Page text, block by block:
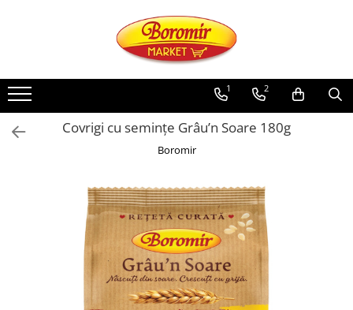
Noutati
Produse de post
Cozonac
Cozonac Exotic
Cozonac Creme
Cozonac Traditional
Cozonac Casa Boromir
Cozonac Pricomigdala
Cozonac Magnum
1 2
Covrigi cu semințe Grâu’n Soare 180g
Boromir